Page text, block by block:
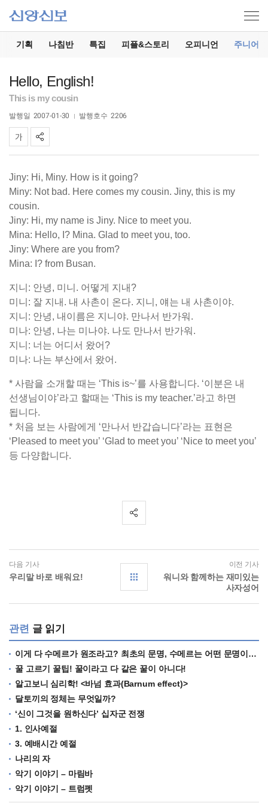
기획 나침반 특집 피플&스토리 오피니언 주니어
Hello, English!
This is my cousin
발행일 2007-01-30 발행호수 2206
Jiny: Hi, Miny. How is it going?
Miny: Not bad. Here comes my cousin. Jiny, this is my
cousin.
Jiny: Hi, my name is Jiny. Nice to meet you.
Mina: Hello, I? Mina. Glad to meet you, too.
Jiny: Where are you from?
Mina: I? from Busan.
지니: 안녕, 미니. 어떻게 지내?
미니: 잘 지내. 내 사촌이 온다. 지니, 얘는 내 사촌이야.
지니: 안녕, 내이름은 지니야. 만나서 반가워.
미나: 안녕, 나는 미나야. 나도 만나서 반가워.
지니: 너는 어디서 왔어?
미나: 나는 부산에서 왔어.
* 사람을 소개할 때는 ‘This is~’를 사용합니다. ‘이분은 내
선생님이야’라고 할때는 ‘This is my teacher.’라고 하면
됩니다.
* 처음 보는 사람에게 ‘만나서 반갑습니다’라는 표현은
‘Pleased to meet you’ ‘Glad to meet you’ ‘Nice to meet you’
등 다양합니다.
다음 기사
우리말 바로 배워요!
이전 기사
워니와 함께하는 재미있는
사자성어
관련 글 읽기
이게 다 수메르가 원조라고? 최초의 문명, 수메르는 어떤 문명이었을까?
꿀 고르기 꿀팁! 꿀이라고 다 같은 꿀이 아니다!
알고보니 심리학! <바넘 효과(Barnum effect)>
달토끼의 정체는 무엇일까?
‘신이 그것을 원하신다’ 십자군 전쟁
1. 인사예절
3. 예배시간 예절
나리의 자
악기 이야기 – 마림바
악기 이야기 – 트럼펫